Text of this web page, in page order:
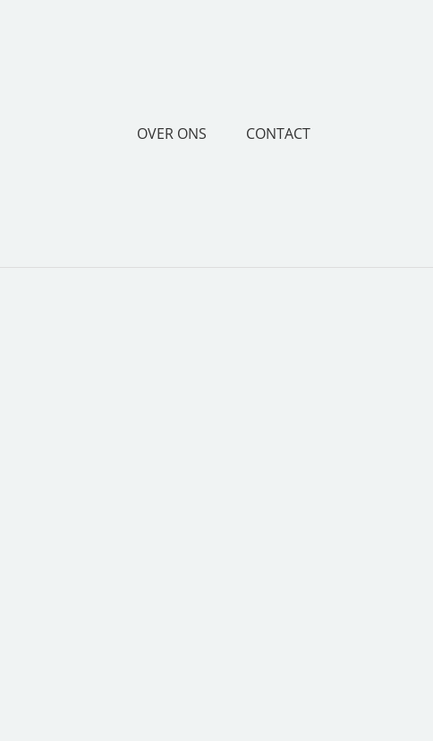
OVER ONS CONTACT